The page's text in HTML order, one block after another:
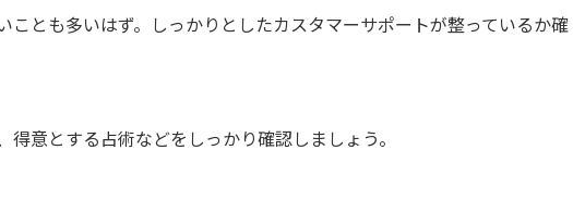
ことも多いはず。しっかりとしたカスタマーサポートが整っているか確
得意とする占術などをしっかり確認しましょう。